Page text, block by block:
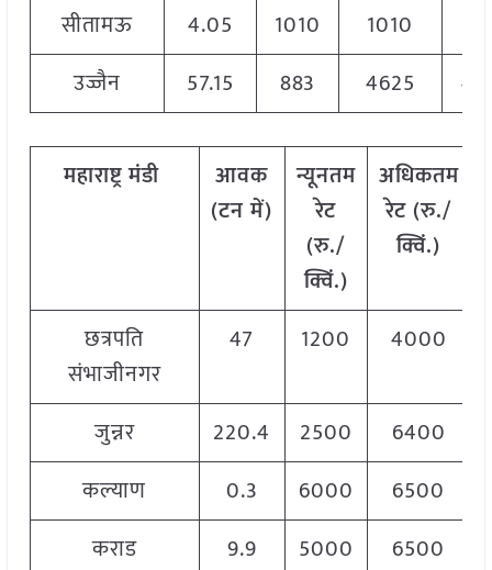
सीतामऊ
4.05 1010 1010
उज्जैन
57.15 883 4625
महाराष्ट्र मंडी
आवक
(टन में)
न्यूनतम
रेट
(रु./
क्विं.)
अधिकतम
रेट (रु./
क्विं.)
छत्रपति
संभाजीनगर
47 1200 4000
जुन्नर 220.4 2500 6400
कल्याण
0.3 6000 6500
कराड
9.9 5000 6500